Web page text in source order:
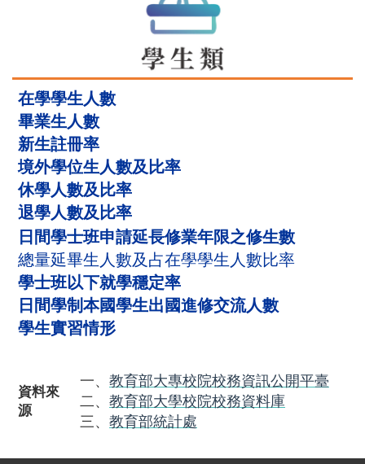
在學學生人數
畢業生人數
新生註冊率
境外學位生人數及比率
休學人數及比率
退學人數及比率
日間學士班申請延長修業年限之修生數
總量延畢生人數及占在學學生人數比率
學士班以下就學穩定率
日間學制本國學生出國進修交流人數
學生實習情形
資料來
源
一、 教育部大專校院校務資訊公開平臺
二、 教育部大學校院校務資料庫
三、 教育部統計處